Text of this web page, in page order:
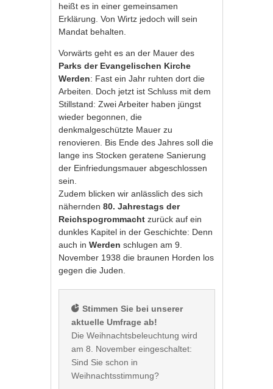
heißt es in einer gemeinsamen
Erklärung. Von Wirtz jedoch will sein
Mandat behalten.
Vorwärts geht es an der Mauer des
Parks der Evangelischen Kirche
Werden: Fast ein Jahr ruhten dort die
Arbeiten. Doch jetzt ist Schluss mit dem
Stillstand: Zwei Arbeiter haben jüngst
wieder begonnen, die
denkmalgeschützte Mauer zu
renovieren. Bis Ende des Jahres soll die
lange ins Stocken geratene Sanierung
der Einfriedungsmauer abgeschlossen
sein.
Zudem blicken wir anlässlich des sich
nähernden80. Jahrestags der
Reichspogrommacht zurück auf ein
dunkles Kapitel in der Geschichte: Denn
auch inWerden schlugen am 9.
November 1938 die braunen Horden los
gegen die Juden.
Stimmen Sie bei unserer
aktuelle Umfrage ab!
Die Weihnachtsbeleuchtung wird
am 8. November eingeschaltet:
Sind Sie schon in